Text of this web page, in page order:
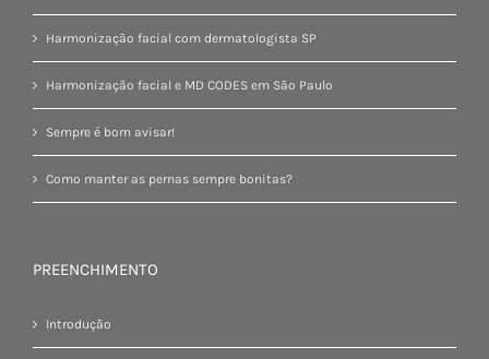
Harmonização facial com dermatologista SP
Harmonização facial e MD CODES em São Paulo
Sempre é bom avisar!
Como manter as pernas sempre bonitas?
PREENCHIMENTO
Introdução